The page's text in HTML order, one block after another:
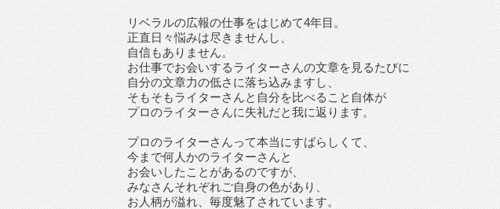
リベラルの広報の仕事をはじめて4年目。
正直日々悩みは尽きませんし、
自信もありません。
お仕事でお会いするライターさんの文章を見るたびに
自分の文章力の低さに落ち込みますし、
そもそもライターさんと自分を比べること自体が
プロのライターさんに失礼だと我に返ります。
プロのライターさんって本当にすばらしくて、
今まで何人かのライターさんと
お会いしたことがあるのですが、
みなさんそれぞれご自身の色があり、
お人柄が溢れ、毎度魅了されています。